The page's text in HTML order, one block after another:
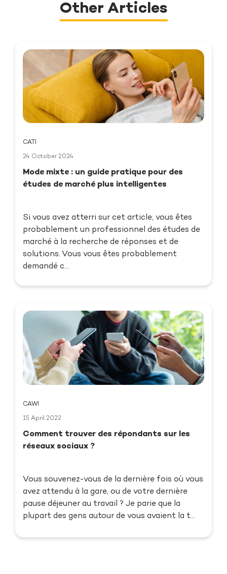
Other Articles
CATI
24 October 2024
Mode mixte : un guide pratique pour des
études de marché plus intelligentes
Si vous avez atterri sur cet article, vous êtes
probablement un professionnel des études de
marché à la recherche de réponses et de
solutions. Vous vous êtes probablement
demandé c...
CAWI
15 April 2022
Comment trouver des répondants sur les
réseaux sociaux ?
Vous souvenez-vous de la dernière fois où vous
avez attendu à la gare, ou de votre dernière
pause déjeuner au travail ? Je parie que la
plupart des gens autour de vous avaient la t...